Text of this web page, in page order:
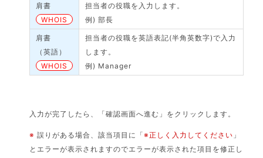
肩書
WHOIS
担当者の役職を入力します。
例) 部長
肩書
（英語）
WHOIS
担当者の役職を英語表記(半角英数字)で入力
します。
例) Manager
入力が完了したら、「確認画面へ進む」をクリックします。
※誤りがある場合、該当項目に「※正しく入力してください 」
とエラーが表示されますのでエラーが表示された項目を修正し